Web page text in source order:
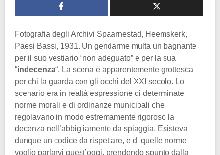
Fotografia degli Archivi Spaarnestad, Heemskerk,
Paesi Bassi, 1931. Un gendarme multa un bagnante
per il suo vestiario “non adeguato” e per la sua
“indecenza“. La scena è apparentemente grottesca
per chi la guarda con gli occhi del XXI secolo. Lo
scenario era in realtà espressione di determinate
norme morali e di ordinanze municipali che
regolavano in modo estremamente rigoroso la
decenza nell’abbigliamento da spiaggia. Esisteva
dunque un codice da rispettare, e di quelle norme
voglio parlarvi quest’oggi, prendendo spunto dalla